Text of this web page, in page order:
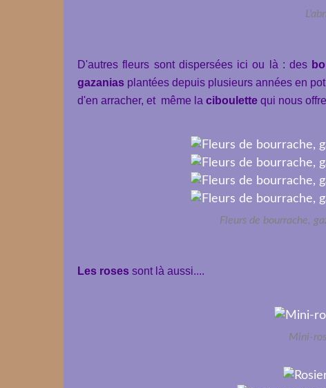
D'autres fleurs sont dispersées ici ou là : des
gazanias plantées depuis plusieurs années en
d'en arracher, et même la ciboulette qui nous
Fleurs de bourrache,
Les roses sont là aussi....
Mini-